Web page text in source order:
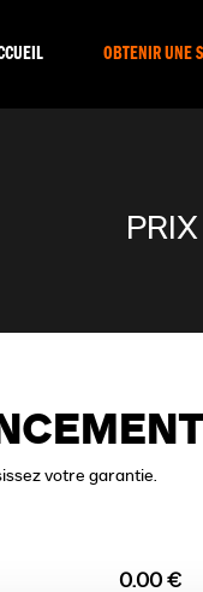
OBTENIR UNE
votre garantie.
0.00 €